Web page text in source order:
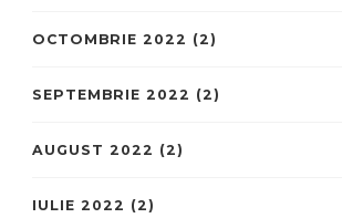
OCTOMBRIE 2022 (2)
SEPTEMBRIE 2022 (2)
AUGUST 2022 (2)
IULIE 2022 (2)